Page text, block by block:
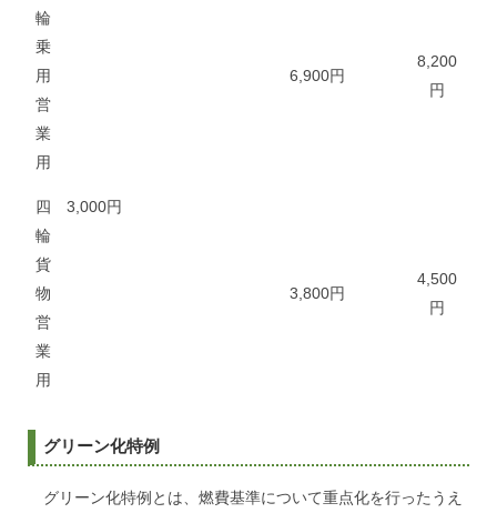
輪
乗
用
営
業
用
6,900円
8,200
円
四
輪
貨
物
営
業
用
3,000円
3,800円
4,500
円
グリーン化特例
グリーン化特例とは、燃費基準について重点化を行ったうえ